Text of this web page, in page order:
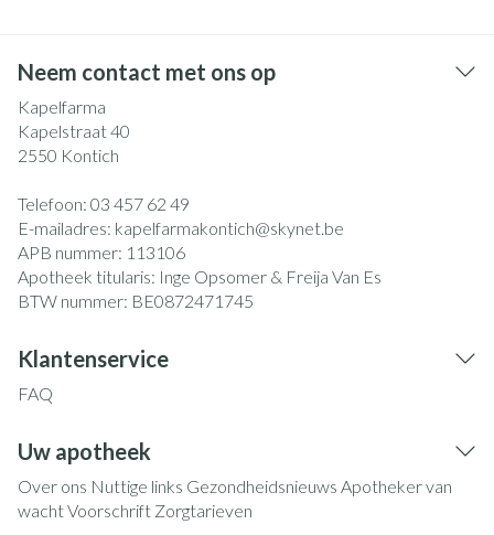
Neem contact met ons op
Kapelfarma
Kapelstraat 40
2550 Kontich
Telefoon: 03 457 62 49
E-mailadres: kapelfarmakontich@skynet.be
APB nummer: 113106
Apotheek titularis: Inge Opsomer & Freija Van Es
BTW nummer: BE0872471745
Klantenservice
FAQ
Uw apotheek
Over ons Nuttige links Gezondheidsnieuws Apotheker van
wachtVoorschrift Zorgtarieven